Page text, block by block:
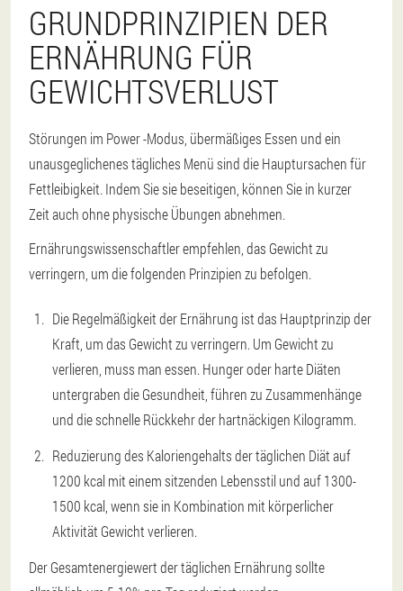
GRUNDPRINZIPIEN DER
ERNÄHRUNG FÜR
GEWICHTSVERLUST
Störungen im Power -Modus, übermäßiges Essen und ein
unausgeglichenes tägliches Menü sind die Hauptursachen für
Fettleibigkeit. Indem Sie sie beseitigen, können Sie in kurzer
Zeit auch ohne physische Übungen abnehmen.
Ernährungswissenschaftler empfehlen, das Gewicht zu
verringern, um die folgenden Prinzipien zu befolgen.
Die Regelmäßigkeit der Ernährung ist das Hauptprinzip der
Kraft, um das Gewicht zu verringern. Um Gewicht zu
verlieren, muss man essen. Hunger oder harte Diäten
untergraben die Gesundheit, führen zu Zusammenhänge
und die schnelle Rückkehr der hartnäckigen Kilogramm.
Reduzierung des Kaloriengehalts der täglichen Diät auf
1200 kcal mit einem sitzenden Lebensstil und auf 1300-
1500 kcal, wenn sie in Kombination mit körperlicher
Aktivität Gewicht verlieren.
Der Gesamtenergiewert der täglichen Ernährung sollte